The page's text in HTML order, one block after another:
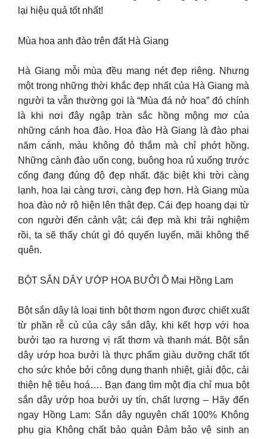
lại hiệu quả tốt nhất!
Mùa hoa anh đào trên đất Hà Giang
Hà Giang mỗi mùa đều mang nét đẹp riêng. Nhưng
một trong những thời khắc đẹp nhất của Hà Giang mà
người ta vẫn thường gọi là “Mùa đá nở hoa” đó chính
là khi nơi đây ngập tràn sắc hồng mộng mơ của
những cánh hoa đào. Hoa đào Hà Giang là đào phai
năm cánh, màu không đỏ thắm mà chỉ phớt hồng.
Những cành đào uốn cong, buông hoa rủ xuống trước
cổng đang đúng độ đẹp nhất. đặc biệt khi trời càng
lạnh, hoa lại càng tươi, càng đẹp hơn. Hà Giang mùa
hoa đào nở rộ hiện lên thật đẹp. Cái đẹp hoang dại từ
con người đến cảnh vật; cái đẹp mà khi trải nghiệm
rồi, ta sẽ thấy chút gì đó quyến luyến, mãi không thể
quên.
BỘT SẮN DÂY ƯỚP HOA BƯỞI Ô Mai Hồng Lam
Bột sắn dây là loại tinh bột thơm ngon được chiết xuất
từ phần rễ củ của cây sắn dây, khi kết hợp với hoa
bưởi tạo ra hương vị rất thơm và thanh mát. Bột sắn
dây ướp hoa bưởi là thực phẩm giàu dưỡng chất tốt
cho sức khỏe bởi công dụng thanh nhiệt, giải độc, cải
thiện hệ tiêu hoá…. Bạn đang tìm một địa chỉ mua bột
sắn dây ướp hoa bưởi uy tín, chất lượng – Hãy đến
ngay Hồng Lam: Sắn dây nguyên chất 100% Không
phụ gia Không chất bảo quản Đảm bảo vệ sinh an